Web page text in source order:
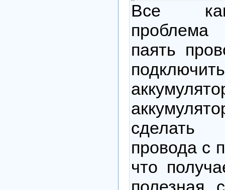
Все
проблема
паять
провода с
что